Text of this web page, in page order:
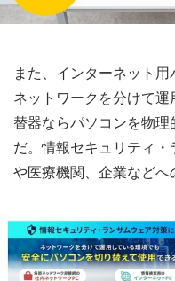
また、インターネット用
ネットワークを分けて
替器ならパソコンを物
だ。情報セキュリティ
や医療機関、企業などへ